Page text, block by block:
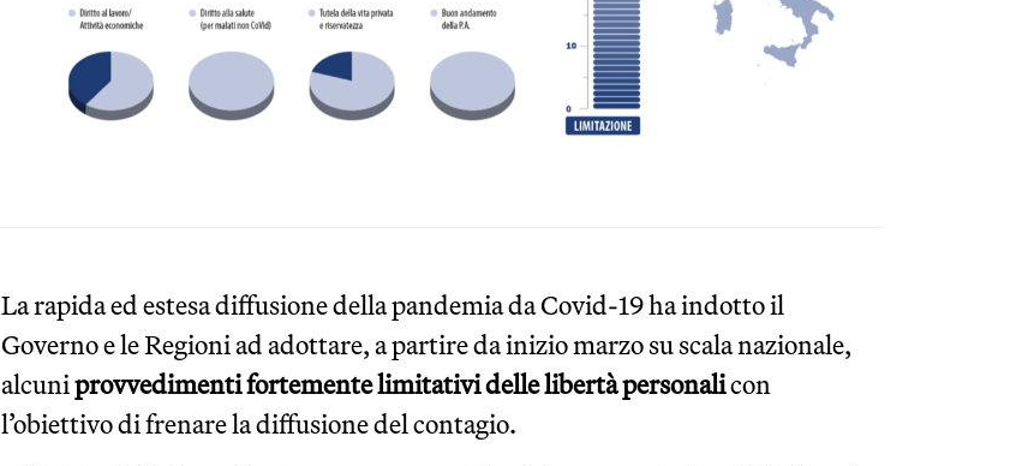
La rapida ed estesa diffusione della pandemia da Covid-19 ha indotto il
Governo e le Regioni ad adottare, a partire da inizio marzo su scala nazionale,
alcuniprovvedimenti fortemente limitativi delle libertà personalicon
l’obiettivo di frenare la diffusione del contagio.